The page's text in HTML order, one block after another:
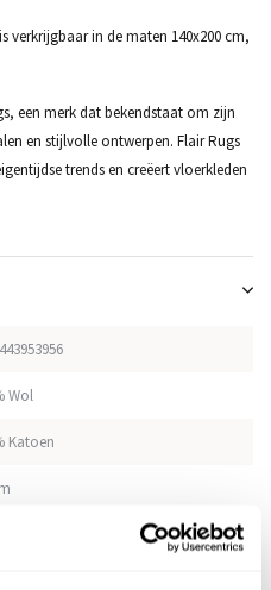
verkrijgbaar in de maten 140x200 cm,
een merk dat bekendstaat om zijn
en stijlvolle ontwerpen. Flair Rugs
trends en creëert vloerkleden
Wol
Katoen